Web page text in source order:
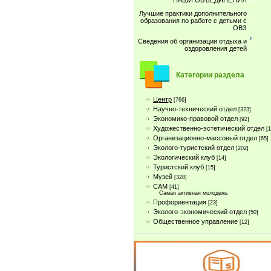
Лучшие практики дополнительного
образования по работе с детьми с
ОВЗ
Сведения об организации отдыха и
оздоровления детей
Категории раздела
Центр [766]
Научно-технический отдел [323]
Экономико-правовой отдел [92]
Художественно-эстетический отдел
Организационно-массовый отдел [65]
Эколого-туристский отдел [202]
Экологический клуб [14]
Туристcкий клуб [15]
Музей [328]
САМ [41]
Самая активная молодежь
Профориентация [23]
Эколого-экономический отдел [50]
Общественное управление [12]